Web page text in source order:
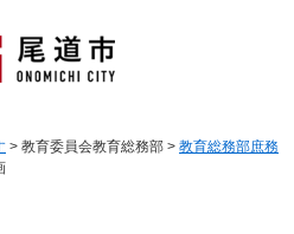
> 教育委員会教育総務部 > 教育総務部庶務